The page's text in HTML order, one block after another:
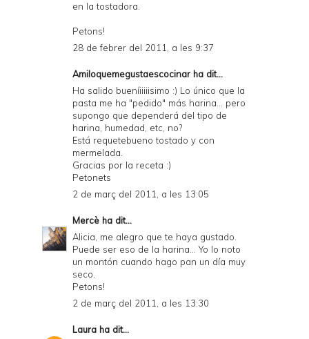
en la tostadora.
Petons!
28 de febrer del 2011, a les 9:37
Amiloquemegustaescocinar ha dit...
Ha salido bueníiiiiisimo :) Lo único que la
pasta me ha "pedido" más harina... pero
supongo que dependerá del tipo de
harina, humedad, etc, no?
Está requetebueno tostado y con
mermelada.
Gracias por la receta :)
Petonets
2 de març del 2011, a les 13:05
Mercè ha dit...
Alicia, me alegro que te haya gustado.
Puede ser eso de la harina... Yo lo noto
un montón cuando hago pan un día muy
seco.
Petons!
2 de març del 2011, a les 13:30
Laura ha dit...